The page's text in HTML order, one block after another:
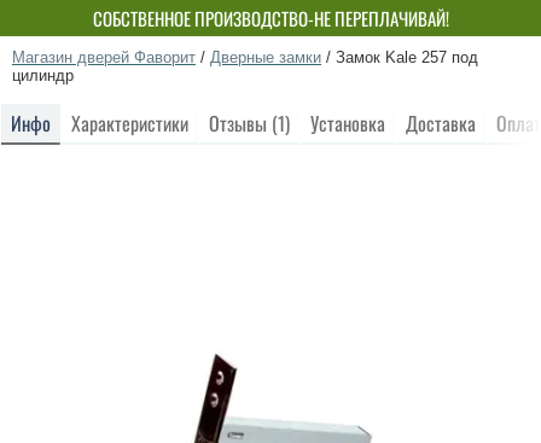
СОБСТВЕННОЕ ПРОИЗВОДСТВО-НЕ ПЕРЕПЛАЧИВАЙ!
Магазин дверей Фаворит / Дверные замки / Замок Kale 257 под
цилиндр
Инфо Характеристики Отзывы (1) Установка Доставка